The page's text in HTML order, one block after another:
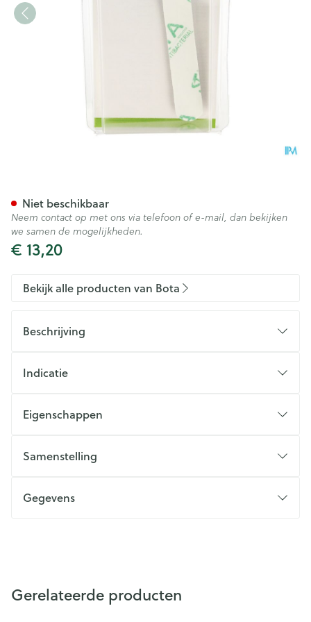
€ 13,20
Niet beschikbaar
Neem contact op met ons via telefoon of e-mail, dan bekijken
we samen de mogelijkheden.
Bekijk alle producten van Bota
Beschrijving
Indicatie
Eigenschappen
Samenstelling
Gegevens
Gerelateerde producten